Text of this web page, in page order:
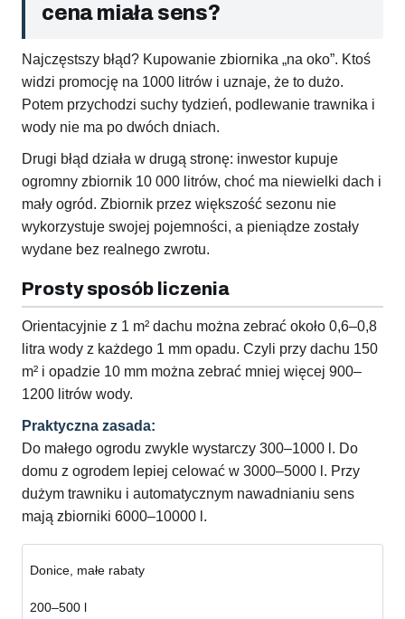
cena miała sens?
Najczęstszy błąd? Kupowanie zbiornika „na oko”. Ktoś
widzi promocję na 1000 litrów i uznaje, że to dużo.
Potem przychodzi suchy tydzień, podlewanie trawnika i
wody nie ma po dwóch dniach.
Drugi błąd działa w drugą stronę: inwestor kupuje
ogromny zbiornik 10 000 litrów, choć ma niewielki dach i
mały ogród. Zbiornik przez większość sezonu nie
wykorzystuje swojej pojemności, a pieniądze zostały
wydane bez realnego zwrotu.
Prosty sposób liczenia
Orientacyjnie z 1 m² dachu można zebrać około 0,6–0,8
litra wody z każdego 1 mm opadu. Czyli przy dachu 150
m² i opadzie 10 mm można zebrać mniej więcej 900–
1200 litrów wody.
Praktyczna zasada:
Do małego ogrodu zwykle wystarczy 300–1000 l. Do
domu z ogrodem lepiej celować w 3000–5000 l. Przy
dużym trawniku i automatycznym nawadnianiu sens
mają zbiorniki 6000–10000 l.
Donice, małe rabaty
200–500 l